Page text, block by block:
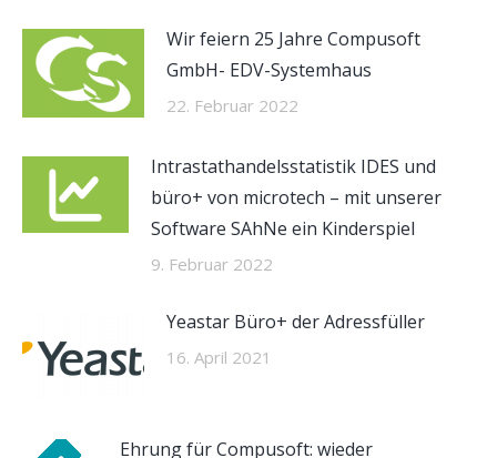
Wir feiern 25 Jahre Compusoft
GmbH- EDV-Systemhaus
22. Februar 2022
Intrastathandelsstatistik IDES und
büro+ von microtech – mit unserer
Software SAhNe ein Kinderspiel
9. Februar 2022
Yeastar Büro+ der Adressfüller
16. April 2021
Ehrung für Compusoft: wieder